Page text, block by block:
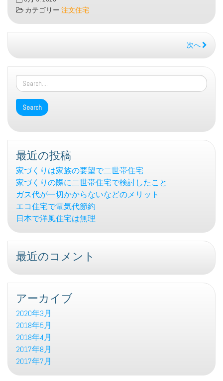
カテゴリー 注文住宅
次へ
最近の投稿
家づくりは家族の要望で二世帯住宅
家づくりの際に二世帯住宅で検討したこと
ガス代が一切かからないなどのメリット
エコ住宅で電気代節約
日本で洋風住宅は無理
最近のコメント
アーカイブ
2020年3月
2018年5月
2018年4月
2017年8月
2017年7月